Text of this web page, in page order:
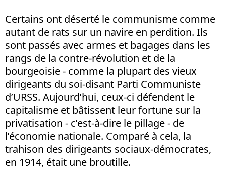
Certains ont déserté le communisme comme
autant de rats sur un navire en perdition. Ils
sont passés avec armes et bagages dans les
rangs de la contre-révolution et de la
bourgeoisie - comme la plupart des vieux
dirigeants du soi-disant Parti Communiste
d’URSS. Aujourd’hui, ceux-ci défendent le
capitalisme et bâtissent leur fortune sur la
privatisation - c’est-à-dire le pillage - de
l’économie nationale. Comparé à cela, la
trahison des dirigeants sociaux-démocrates,
en 1914, était une broutille.